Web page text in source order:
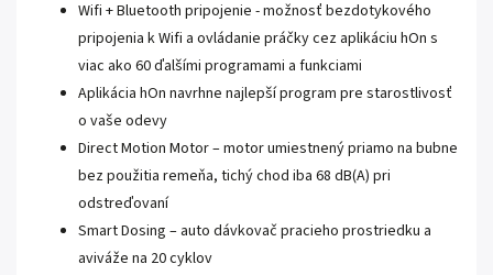
Wifi + Bluetooth pripojenie - možnosť bezdotykového
pripojenia k Wifi a ovládanie práčky cez aplikáciu hOn s
viac ako 60 ďalšími programami a funkciami
Aplikácia hOn navrhne najlepší program pre starostlivosť
o vaše odevy
Direct Motion Motor – motor umiestnený priamo na bubne
bez použitia remeňa, tichý chod iba 68 dB(A) pri
odstreďovaní
Smart Dosing – auto dávkovač pracieho prostriedku a
aviváže na 20 cyklov